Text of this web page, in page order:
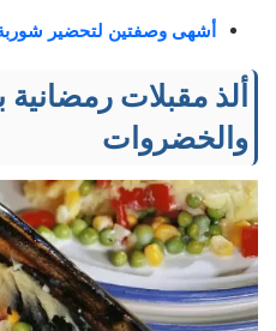
أشهى وصفتين لتحضير شوربة
ألذ مقبلات
والخضروات